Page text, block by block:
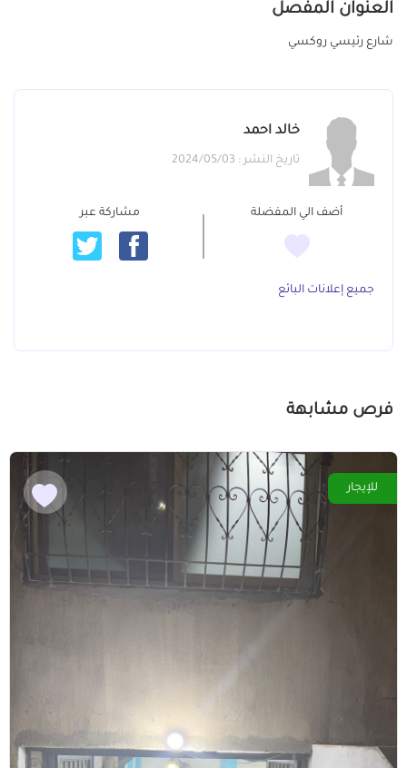
العنوان المفصل
شارع رئيسي روكسي
خالد احمد
تاريخ النشر : 2024/05/03
أضف الي المفضلة مشاركة عبر
جميع إعلانات البائع
فرص مشابهة
للإيجار